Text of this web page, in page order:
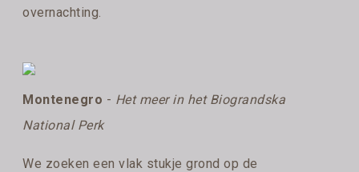
overnachting.
Montenegro - Het meer in het Biograndska
National Perk
We zoeken een vlak stukje grond op de